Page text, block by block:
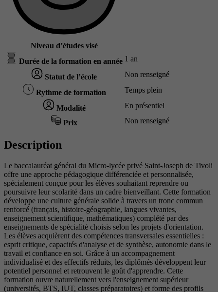
Niveau d’études visé
Durée de la formation en année 1 an
Statut de l’école Non renseigné
Rythme de formation Temps plein
Modalité En présentiel
Prix Non renseigné
Description
Le baccalauréat général du Micro-lycée privé Saint-Joseph de Tivoli
offre une approche pédagogique différenciée et personnalisée,
spécialement conçue pour les élèves souhaitant reprendre ou
poursuivre leur scolarité dans un cadre bienveillant. Cette formation
développe une culture générale solide à travers un tronc commun
renforcé (français, histoire-géographie, langues vivantes,
enseignement scientifique, mathématiques) complété par des
enseignements de spécialité choisis selon les projets d'orientation.
Les élèves acquièrent des compétences transversales essentielles :
esprit critique, capacités d'analyse et de synthèse, autonomie dans le
travail et confiance en soi. Grâce à un accompagnement
individualisé et des effectifs réduits, les diplômés développent leur
potentiel personnel et retrouvent le goût d'apprendre. Cette
formation ouvre naturellement vers l'enseignement supérieur
(universités, BTS, IUT, classes préparatoires) et forme des profils